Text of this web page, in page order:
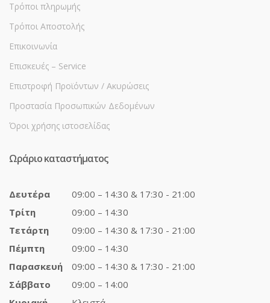
Τρόποι πληρωμής
Τρόποι Αποστολής
Επικοινωνία
Επισκευές – Service
Επιστροφή Προϊόντων / Ακυρώσεις
Προστασία Προσωπικών Δεδομένων
Όροι χρήσης ιστοσελίδας
Ωράριο καταστήματος
Δευτέρα
09:00 – 14:30 & 17:30 - 21:00
Τρίτη
09:00 – 14:30
Τετάρτη
09:00 – 14:30 & 17:30 - 21:00
Πέμπτη
09:00 – 14:30
Παρασκευή
09:00 – 14:30 & 17:30 - 21:00
Σάββατο
09:00 – 14:00